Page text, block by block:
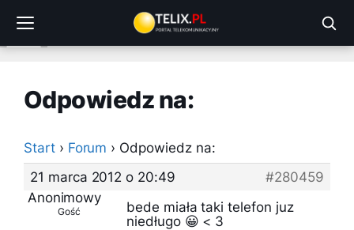
treści
Odpowiedz na:
Start › Forum › Odpowiedz na:
21 marca 2012 o 20:49
#280459
Anonimowy
Gość
bede miała taki telefon juz
niedługo 😀 < 3